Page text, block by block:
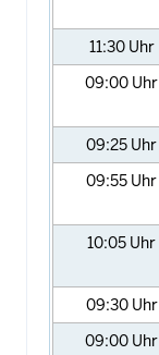
11:30 Uhr
09:00 Uhr
09:25 Uhr
09:55 Uhr
10:05 Uhr
09:30 Uhr
09:00 Uhr